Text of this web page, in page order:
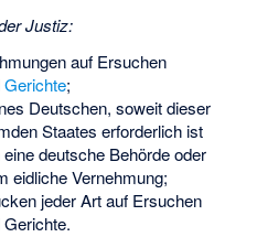
Justiz:
auf Ersuchen
Gerichte;
Deutschen, soweit dieser
Staates erforderlich ist
deutsche Behörde oder
eidliche Vernehmung;
jeder Art auf Ersuchen